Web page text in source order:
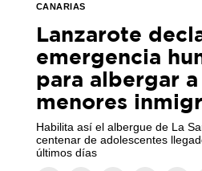
CANARIAS
Lanzarote
emergencia
para albergar
menores
Habilita así el albergue de La
centenar de adolescentes
últimos días